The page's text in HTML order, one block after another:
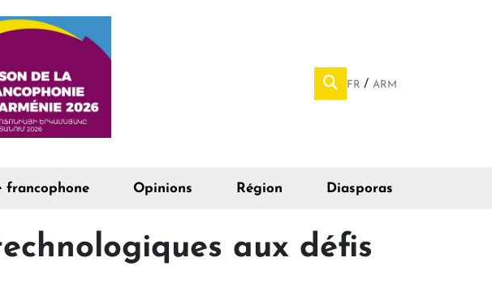
FR ARM
francophone Opinions Région Diasporas
aux défis